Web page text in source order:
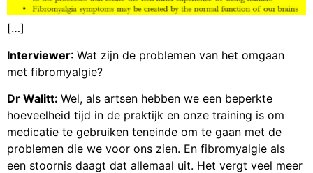
[…]
Interviewer: Wat zijn de problemen van het omgaan
met fibromyalgie?
Dr Walitt: Wel, als artsen hebben we een beperkte
hoeveelheid tijd in de praktijk en onze training is om
medicatie te gebruiken teneinde om te gaan met de
problemen die we voor ons zien. En fibromyalgie als
een stoornis daagt dat allemaal uit. Het vergt veel meer